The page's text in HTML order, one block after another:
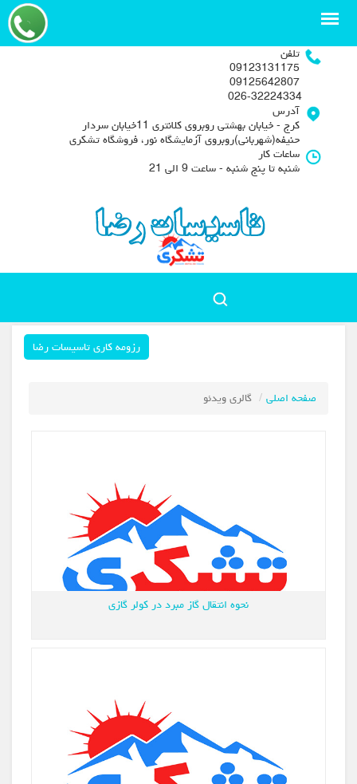
تلفن
09123131175
09125642807
آدرس
کرج - خیابان بهشتی روبروی کلانتری 11خیابان سردار
حنیفه(شهربانی)روبروی آزمایشگاه نور، فروشگاه تشکری
ساعات کار
شنبه تا پنج شنبه - ساعت 9 الی 21
رزومه کاری تاسیسات رضا
صفحه اصلی گالري ويدئو
نحوه انتقال گاز مبرد در کولر گازی